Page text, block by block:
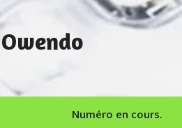
Numéro en cours.